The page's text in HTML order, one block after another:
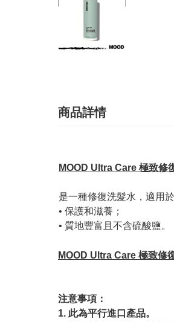
商品詳情
MOOD Ultra Care 極致修
是一種修復洗髮水，適用
• 保護和滋養；
• 質地豐富且不含硫酸鹽。
MOOD Ultra Care 極致修
注意事項：
1. 此為平行進口產品。